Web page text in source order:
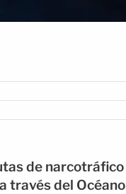
de narcotráfico
través del Océano